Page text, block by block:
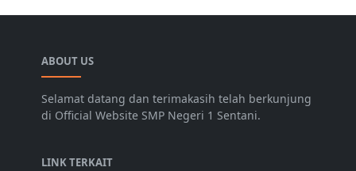
ABOUT US
Selamat datang dan terimakasih telah berkunjung
di Official Website SMP Negeri 1 Sentani.
LINK TERKAIT